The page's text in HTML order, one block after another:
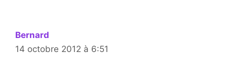
Bernard
14 octobre 2012 à 6:51